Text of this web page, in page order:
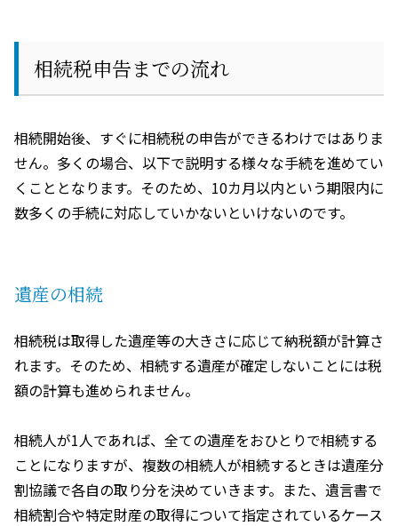
相続税申告までの流れ
相続開始後、すぐに相続税の申告ができるわけではありま
せん。多くの場合、以下で説明する様々な手続を進めてい
くこととなります。そのため、 10カ月以内という期限内に
数多くの手続に対応していかないといけないのです。
遺産の相続
相続税は取得した遺産等の大きさに応じて納税額が計算さ
れます。そのため、相続する遺産が確定しないことには税
額の計算も進められません。
相続人が1人であれば、全ての遺産をおひとりで相続する
ことになりますが、複数の相続人が相続するときは遺産分
割協議で各自の取り分を決めていきます。また、遺言書で
相続割合や特定財産の取得について指定されているケース